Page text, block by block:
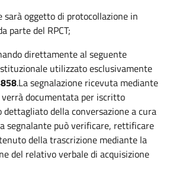
oggetto di protocollazione in
parte del RPCT;
direttamente al seguente
utilizzato esclusivamente
.La segnalazione ricevuta mediante
documentata per iscritto
dettagliato della conversazione a cura
segnalante può verificare, rettificare
della trascrizione mediante la
del relativo verbale di acquisizione